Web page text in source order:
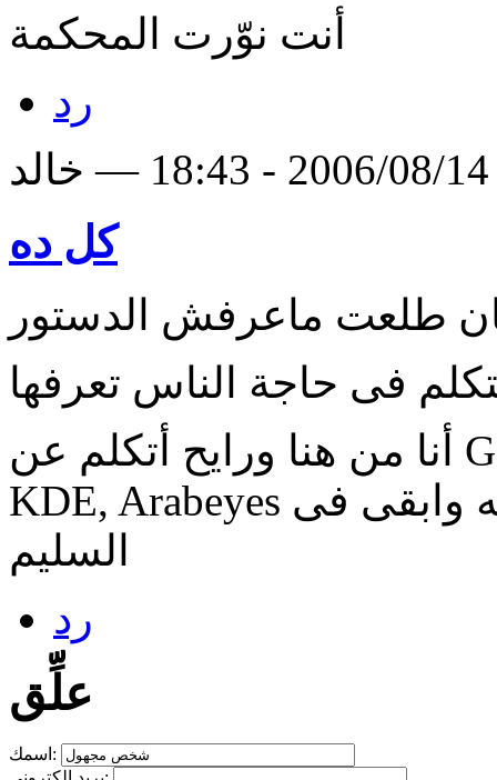
أنت نوّرت المحكمة
رد
كل ده
طلعت ماعرفش الدستور
أنا من هنا ورايح أتكلم عن GNU/Linux, FOSS, HURD, Mach,
KDE, Arabeyes عشان محدش يفهم أنا بقول ايه وابقى فى
السليم
رد
علِّق
اسمك: